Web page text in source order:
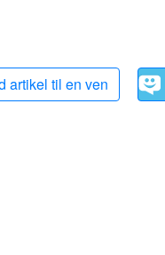
artikel til en ven